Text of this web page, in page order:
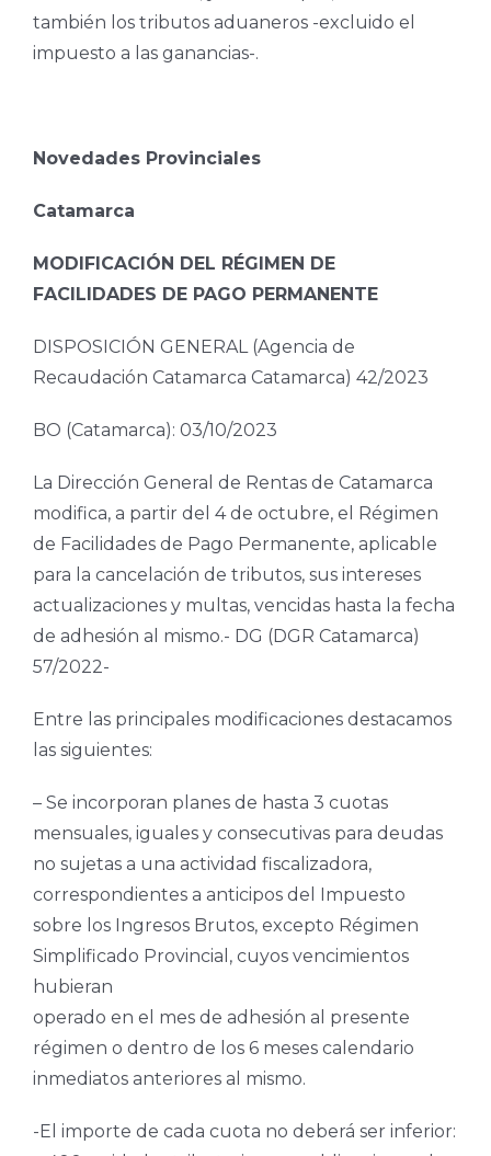
también los tributos aduaneros -excluido el
impuesto a las ganancias-.
Novedades Provinciales
Catamarca
MODIFICACIÓN DEL RÉGIMEN DE
FACILIDADES DE PAGO PERMANENTE
DISPOSICIÓN GENERAL (Agencia de
Recaudación Catamarca Catamarca) 42/2023
BO (Catamarca): 03/10/2023
La Dirección General de Rentas de Catamarca
modifica, a partir del 4 de octubre, el Régimen
de Facilidades de Pago Permanente, aplicable
para la cancelación de tributos, sus intereses
actualizaciones y multas, vencidas hasta la fecha
de adhesión al mismo.- DG (DGR Catamarca)
57/2022-
Entre las principales modificaciones destacamos
las siguientes:
– Se incorporan planes de hasta 3 cuotas
mensuales, iguales y consecutivas para deudas
no sujetas a una actividad fiscalizadora,
correspondientes a anticipos del Impuesto
sobre los Ingresos Brutos, excepto Régimen
Simplificado Provincial, cuyos vencimientos
hubieran
operado en el mes de adhesión al presente
régimen o dentro de los 6 meses calendario
inmediatos anteriores al mismo.
-El importe de cada cuota no deberá ser inferior: